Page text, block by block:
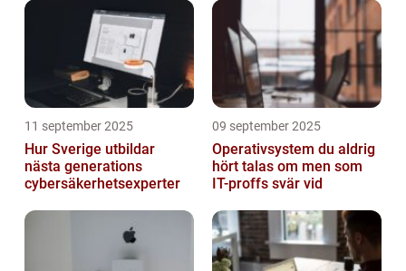
11 september 2025
Hur Sverige utbildar
nästa generations
cybersäkerhetsexperter
09 september 2025
Operativsystem du aldrig
hört talas om men som
IT-proffs svär vid